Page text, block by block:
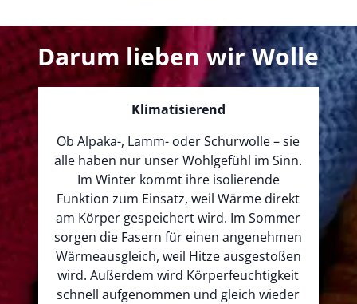
Darum lieben wir Wolle
Klimatisierend
Ob Alpaka-, Lamm- oder Schurwolle – sie
alle haben nur unser Wohlgefühl im Sinn.
Im Winter kommt ihre isolierende
Funktion zum Einsatz, weil Wärme direkt
am Körper gespeichert wird. Im Sommer
sorgen die Fasern für einen angenehmen
Wärmeausgleich, weil Hitze ausgestoßen
wird. Außerdem wird Körperfeuchtigkeit
schnell aufgenommen und gleich wieder